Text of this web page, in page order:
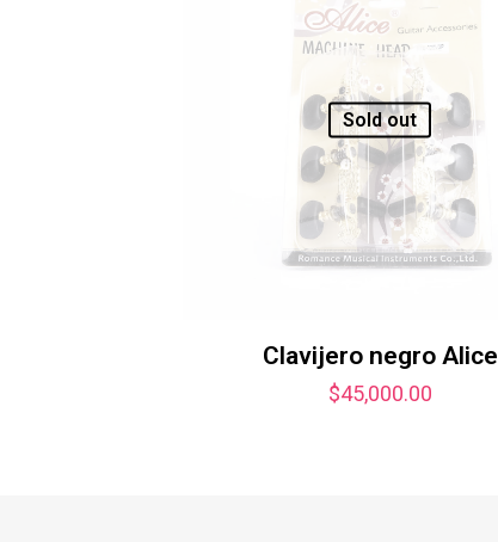
Sold out
Clavijero negro Alice
$45,000.00